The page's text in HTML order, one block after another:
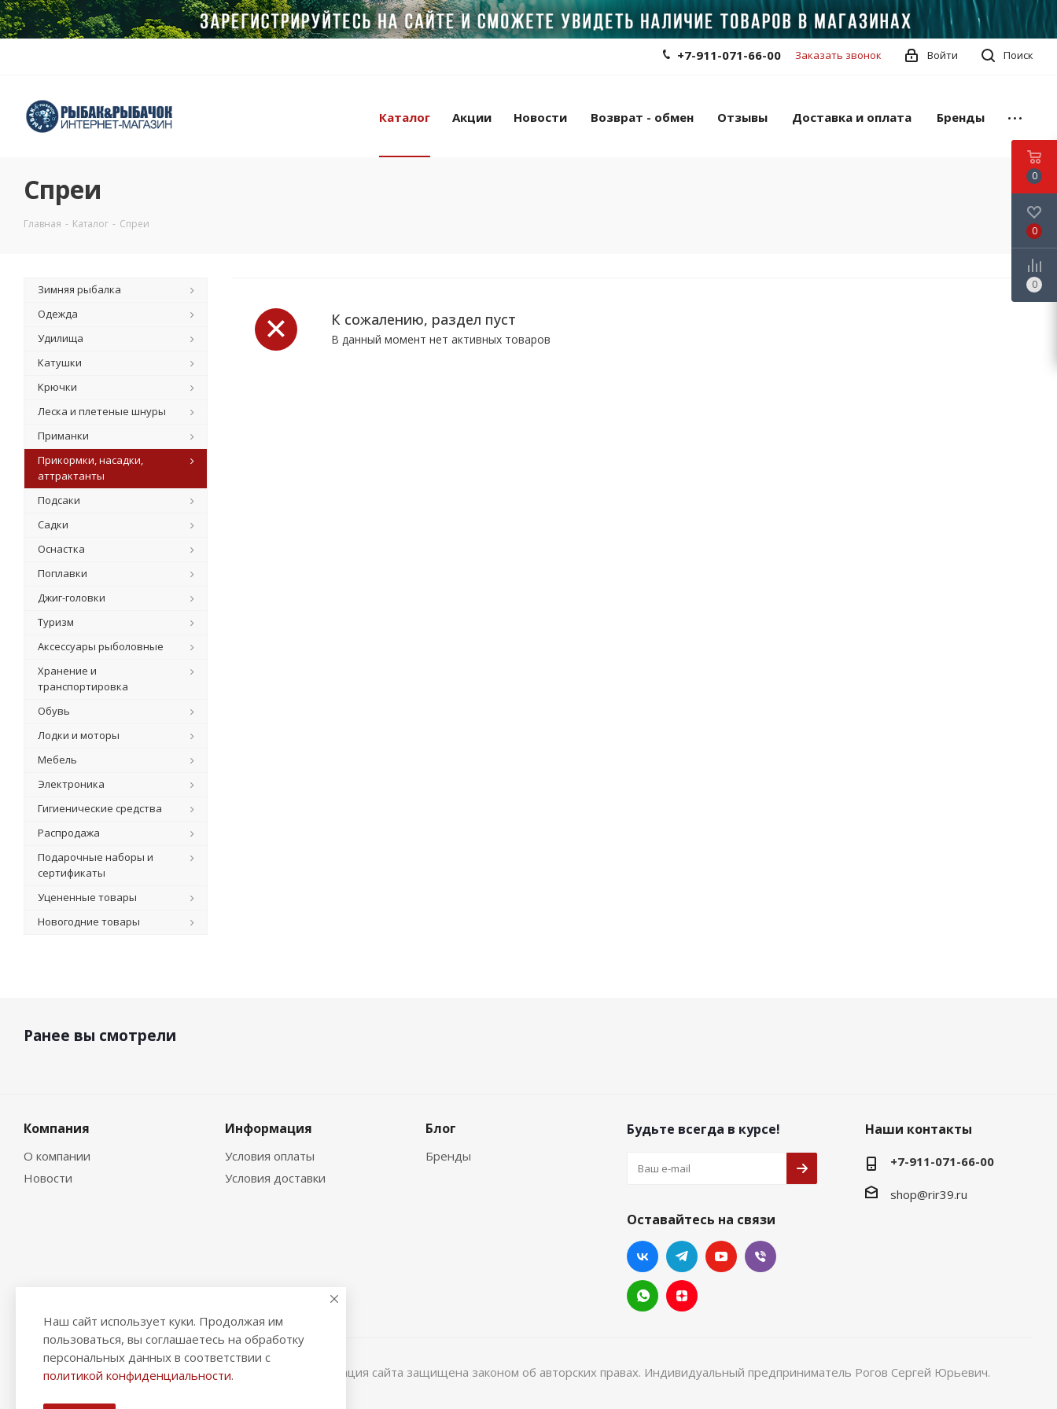
Поиск
Войти
+7-911-071-66-00 Заказать звонок
Каталог Акции Новости Возврат - обмен Отзывы Доставка и оплата Бренды
Спреи
Главная - Каталог - Спреи
К сожалению, раздел пуст
В данный момент нет активных товаров
Зимняя рыбалка
Одежда
Удилища
Катушки
Крючки
Леска и плетеные шнуры
Приманки
Прикормки, насадки,
аттрактанты
Подсаки
Садки
Оснастка
Поплавки
Джиг-головки
Туризм
Аксессуары рыболовные
Хранение и
транспортировка
Обувь
Лодки и моторы
Мебель
Электроника
Гигиенические средства
Распродажа
Подарочные наборы и
сертификаты
Уцененные товары
Новогодние товары
Ранее вы смотрели
Компания
О компании
Новости
Информация
Условия оплаты
Условия доставки
Блог
Бренды
Будьте всегда в курсе!
Оставайтесь на связи
Наши контакты
+7-911-071-66-00
shop@rir39.ru
2026 © "Рыбак и Рыбачок" - интернет-магазин Информация сайта защищена законом об авторских правах. Индивидуальный предприниматель Рогов Сергей Юрьевич.
0
0
0
Наш сайт использует куки. Продолжая им
пользоваться, вы соглашаетесь на обработку
персональных данных в соответствии с
политикой конфиденциальности.